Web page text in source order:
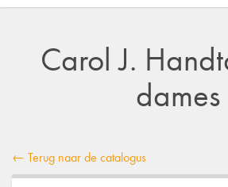
Carol J.
dames
← Terug naar de catalogus